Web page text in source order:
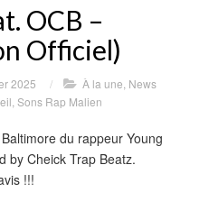
OCB –
Officiel)
2025 / À la une News
Sons Rap Malien
du rappeur Young
by Cheick Trap Beatz.
!!!